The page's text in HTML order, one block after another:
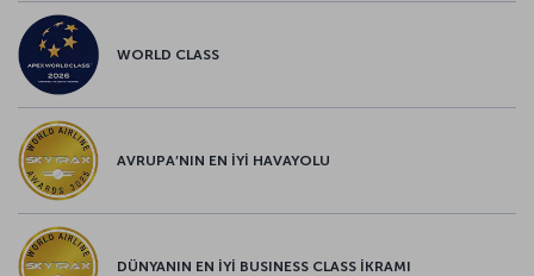
WORLD CLASS
AVRUPA’NIN EN İYİ HAVAYOLU
DÜNYANIN EN İYİ BUSINESS CLASS İKRAMI